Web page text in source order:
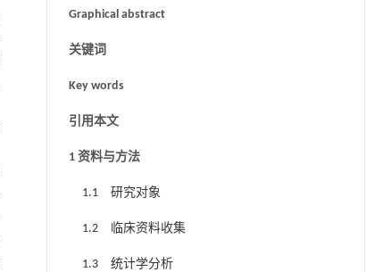
Graphical abstract
关键词
Key words
引用本文
1 资料与方法
1.1 研究对象
1.2 临床资料收集
1.3 统计学分析